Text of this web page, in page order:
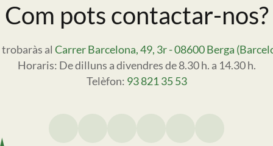
Com pots contactar-nos?
trobaràs al Carrer Barcelona, 49, 3r - 08600 Berga
Horaris: De dilluns a divendres de 8.30 h. a 14.30 h.
Telèfon: 93 821 35 53